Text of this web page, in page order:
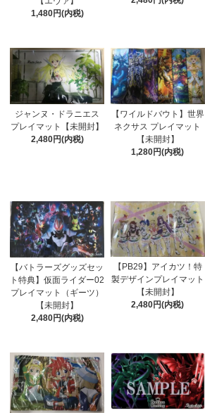
1,480円(内税)
ジャンヌ・ドラニエス
プレイマット【未開封】
2,480円(内税)
【ワイルドバウト】世界
ネクサス プレイマット
【未開封】
1,280円(内税)
【バトラーズグッズセッ
ト特典】仮面ライダー02
プレイマット（ギーツ）
【未開封】
2,480円(内税)
【PB29】アイカツ！特
製デザインプレイマット
【未開封】
2,480円(内税)